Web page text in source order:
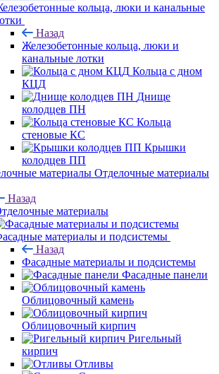
кольца, люки и канальные
Назад
Железобетонные кольца, люки и
канальные лотки
Кольца с дном
КЦД
Днище
колодцев ПН
Кольца
стеновые КС
Крышки
колодцев ПП
Отделочные материалы
Назад
материалы
материалы и подсистемы
Назад
Фасадные материалы и подсистемы
Фасадные панели
Облицовочный камень
Облицовочный кирпич
Ригельный
кирпич
Отливы